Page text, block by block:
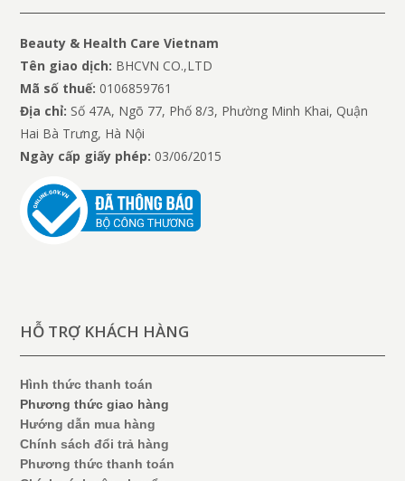
Beauty & Health Care Vietnam
Tên giao dịch: BHCVN CO.,LTD
Mã số thuế:0106859761
Địa chỉ: Số 47A, Ngõ 77, Phố 8/3, Phường Minh Khai, Quận
Hai Bà Trưng, Hà Nội
Ngày cấp giấy phép: 03/06/2015
HỖ TRỢ KHÁCH HÀNG
Hình thức thanh toán
Phương thức giao hàng
Hướng dẫn mua hàng
Chính sách đổi trả hàng
Phương thức thanh toán